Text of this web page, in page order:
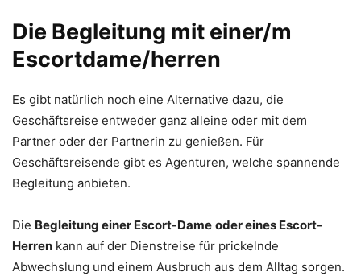
Die Begleitung mit einer/m
Escortdame/herren
Es gibt natürlich noch eine Alternative dazu, die
Geschäftsreise entweder ganz alleine oder mit dem
Partner oder der Partnerin zu genießen. Für
Geschäftsreisende gibt es Agenturen, welche spannende
Begleitung anbieten.
Die Begleitung einer Escort-Dame oder eines Escort-
Herren kann auf der Dienstreise für prickelnde
Abwechslung und einem Ausbruch aus dem Alltag sorgen.